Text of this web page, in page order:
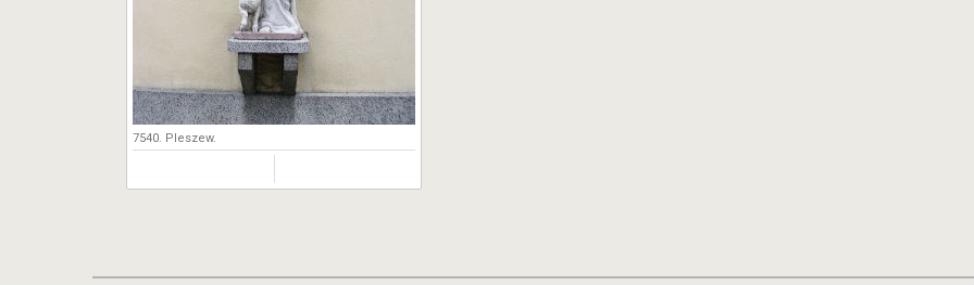
7540. Pleszew.